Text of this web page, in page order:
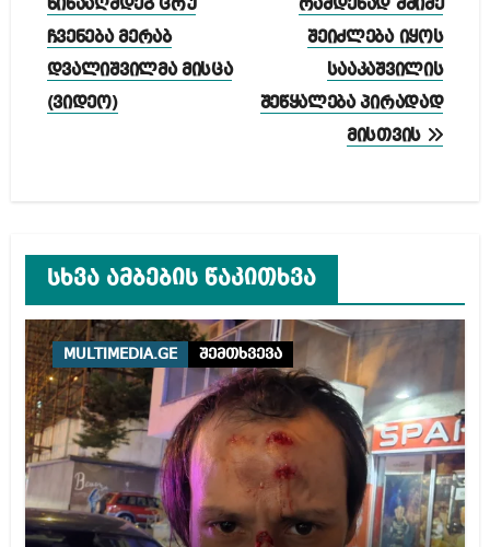
წინააღმდეგ ცრუ
ჩვენება მერაბ
დვალიშვილმა მისცა
(ვიდეო)
რამდენად მძიმე
შეიძლება იყოს
სააკაშვილის
შეწყალება პირადად
მისთვის
სხვა ამბების წაკითხვა
MULTIMEDIA.GE შემთხვევა